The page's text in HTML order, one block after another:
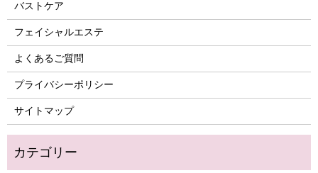
バストケア
フェイシャルエステ
よくあるご質問
プライバシーポリシー
サイトマップ